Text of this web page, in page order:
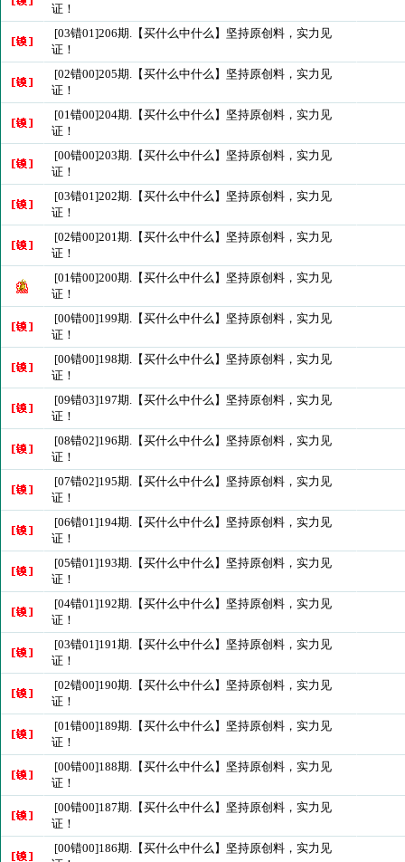
证！
[03错01]206期.【买什么中什么】坚持原创料，实力见
证！
[02错00]205期.【买什么中什么】坚持原创料，实力见
证！
[01错00]204期.【买什么中什么】坚持原创料，实力见
证！
[00错00]203期.【买什么中什么】坚持原创料，实力见
证！
[03错01]202期.【买什么中什么】坚持原创料，实力见
证！
[02错00]201期.【买什么中什么】坚持原创料，实力见
证！
[01错00]200期.【买什么中什么】坚持原创料，实力见
证！
[00错00]199期.【买什么中什么】坚持原创料，实力见
证！
[00错00]198期.【买什么中什么】坚持原创料，实力见
证！
[09错03]197期.【买什么中什么】坚持原创料，实力见
证！
[08错02]196期.【买什么中什么】坚持原创料，实力见
证！
[07错02]195期.【买什么中什么】坚持原创料，实力见
证！
[06错01]194期.【买什么中什么】坚持原创料，实力见
证！
[05错01]193期.【买什么中什么】坚持原创料，实力见
证！
[04错01]192期.【买什么中什么】坚持原创料，实力见
证！
[03错01]191期.【买什么中什么】坚持原创料，实力见
证！
[02错00]190期.【买什么中什么】坚持原创料，实力见
证！
[01错00]189期.【买什么中什么】坚持原创料，实力见
证！
[00错00]188期.【买什么中什么】坚持原创料，实力见
证！
[00错00]187期.【买什么中什么】坚持原创料，实力见
证！
[00错00]186期.【买什么中什么】坚持原创料，实力见